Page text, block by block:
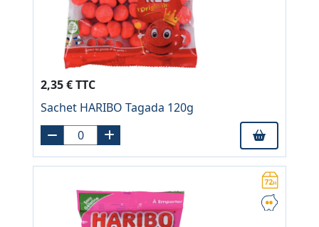
2,35 € TTC
Sachet HARIBO Tagada 120g